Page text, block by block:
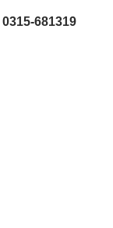
0315-681319